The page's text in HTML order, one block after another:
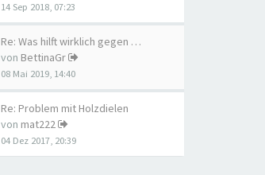
14 Sep 2018, 07:23
Re: Was hilft wirklich gegen …
von BettinaGr
08 Mai 2019, 14:40
Re: Problem mit Holzdielen
von mat222
04 Dez 2017, 20:39